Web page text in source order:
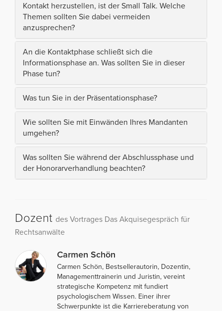
Kontakt herzustellen, ist der Small Talk. Welche
Themen sollten Sie dabei vermeiden
anzusprechen?
An die Kontaktphase schließt sich die
Informationsphase an. Was sollten Sie in dieser
Phase tun?
Was tun Sie in der Präsentationsphase?
Wie sollten Sie mit Einwänden Ihres Mandanten
umgehen?
Was sollten Sie während der Abschlussphase und
der Honorarverhandlung beachten?
Dozent des Vortrages Das Akquisegespräch für
Rechtsanwälte
Carmen Schön
Carmen Schön, Bestsellerautorin, Dozentin,
Managementtrainerin und Juristin, vereint
strategische Kompetenz mit fundiert
psychologischem Wissen. Einer ihrer
Schwerpunkte ist die Karriereberatung von